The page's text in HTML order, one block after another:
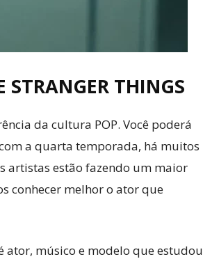
STRANGER THINGS
da cultura POP. Você poderá
a quarta temporada, há muitos
artistas estão fazendo um maior
conhecer melhor o ator que
ator, músico e modelo que estudou